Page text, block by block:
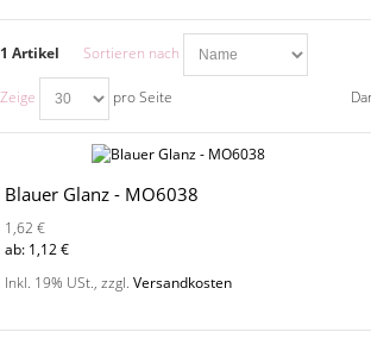
1 Artikel Sortieren nach
Zeige pro Seite
Blauer Glanz - MO6038
1,62 €
ab: 1,12 €
Inkl. 19% USt.,zzgl.Versandkosten